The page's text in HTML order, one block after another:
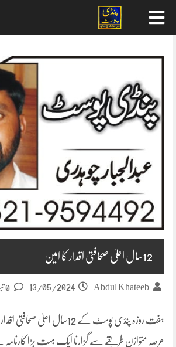
content
12سال اعلیٰ صحافتی اقدار کا امین
Abdul Khateeb
13/05/2024
ہفت روزہ پنڈی پوسٹ کے 12سال
عرصہ متوازن طریقے سے گزارنا ایک بہت بڑا